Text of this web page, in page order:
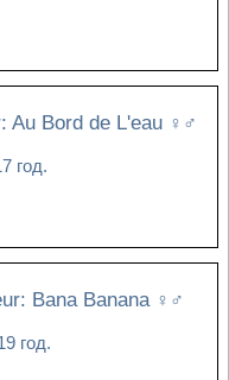
Au Bord de L'eau ♀♂
год.
Bana Banana ♀♂
год.